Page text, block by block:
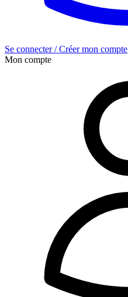
Se connecter / Créer mon compte
Mon compte